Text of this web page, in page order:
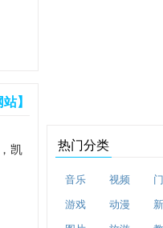
】
凯
热门分类
音乐 视频
游戏 动漫